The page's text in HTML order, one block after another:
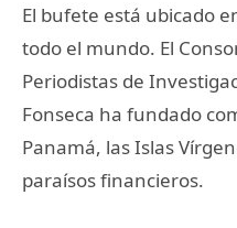
El bufete está ubicado
todo el mundo. El
Periodistas de
Fonseca ha fundado
Panamá, las Islas
paraísos financieros.